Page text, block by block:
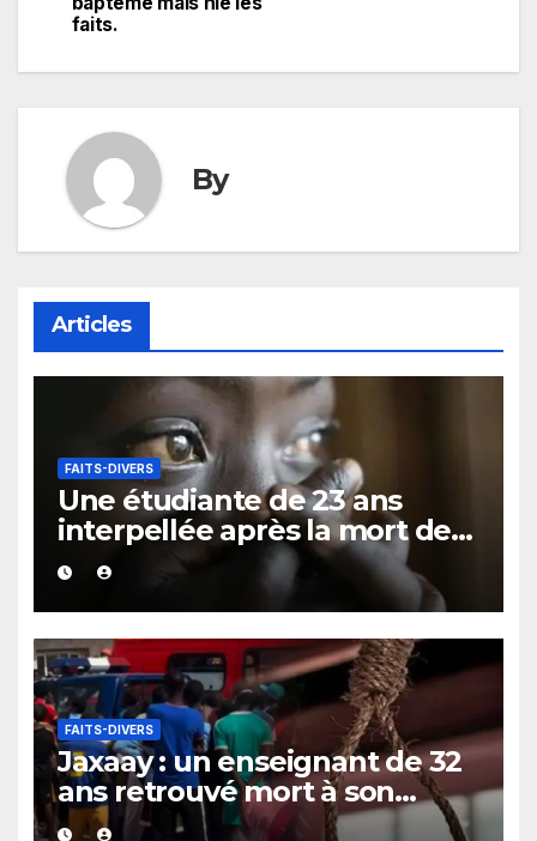
l’article
faits.
By
Articles
FAITS-DIVERS
Une étudiante de 23 ans
interpellée après la mort de
ses jumeaux nouveau-nés
FAITS-DIVERS
Jaxaay : un enseignant de 32
ans retrouvé mort à son
domicile